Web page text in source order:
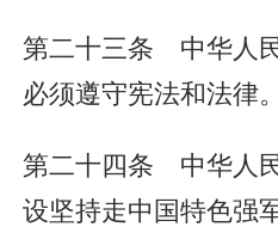
第二十三条 中华人
必须遵守宪法和法律。
第二十四条 中华人
设坚持走中国特色强